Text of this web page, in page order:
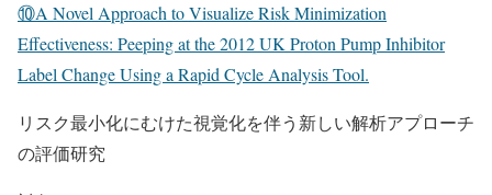
⑩A Novel Approach to Visualize Risk Minimization
Effectiveness: Peeping at the 2012 UK Proton Pump Inhibitor
Label Change Using a Rapid Cycle Analysis Tool.
リスク最小化にむけた視覚化を伴う新しい解析アプローチ
の評価研究